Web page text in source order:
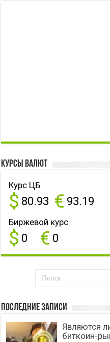
Курсы валют
Курс ЦБ
$ 80.93 € 93.19
Биржевой курс
$ 0 € 0
Последние записи
Являются
биткоин-